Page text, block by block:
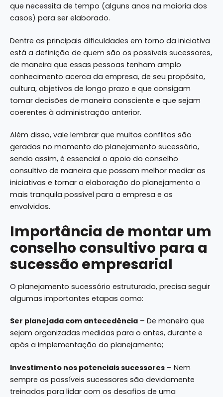
que necessita de tempo (alguns anos na maioria dos
casos) para ser elaborado.
Dentre as principais dificuldades em torno da iniciativa
está a definição de quem são os possíveis sucessores,
de maneira que essas pessoas tenham amplo
conhecimento acerca da empresa, de seu propósito,
cultura, objetivos de longo prazo e que consigam
tomar decisões de maneira consciente e que sejam
coerentes à administração anterior.
Além disso, vale lembrar que muitos conflitos são
gerados no momento do planejamento sucessório,
sendo assim, é essencial o apoio do conselho
consultivo de maneira que possam melhor mediar as
iniciativas e tornar a elaboração do planejamento o
mais tranquila possível para a empresa e os
envolvidos.
Importância de montar um
conselho consultivo para a
sucessão empresarial
O planejamento sucessório estruturado, precisa seguir
algumas importantes etapas como:
Ser planejada com antecedência – De maneira que
sejam organizadas medidas para o antes, durante e
após a implementação do planejamento;
Investimento nos potenciais sucessores – Nem
sempre os possíveis sucessores são devidamente
treinados para lidar com os desafios de uma